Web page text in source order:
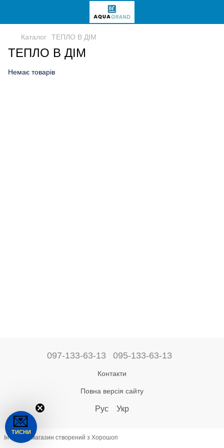
Каталог ТЕПЛО В ДІМ
ТЕПЛО В ДІМ
Немає товарів
097-133-63-13 095-133-63-13
Контакти
Повна версія сайту
Рус Укр
Інтернет-магазин створений з Хорошоп
💌
ТИСНИ